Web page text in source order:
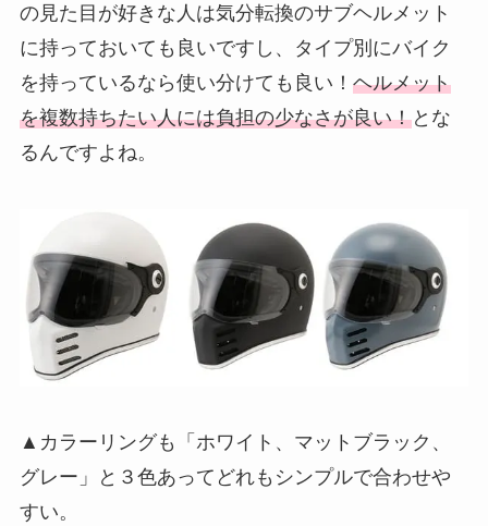
の見た目が好きな人は気分転換のサブヘルメット
に持っておいても良いですし、タイプ別にバイク
を持っているなら使い分けても良い！ ヘルメット
を複数持ちたい人には負担の少なさが良い！とな
るんですよね。
▲カラーリングも「ホワイト、マットブラック、
グレー」と３色あってどれもシンプルで合わせや
すい。